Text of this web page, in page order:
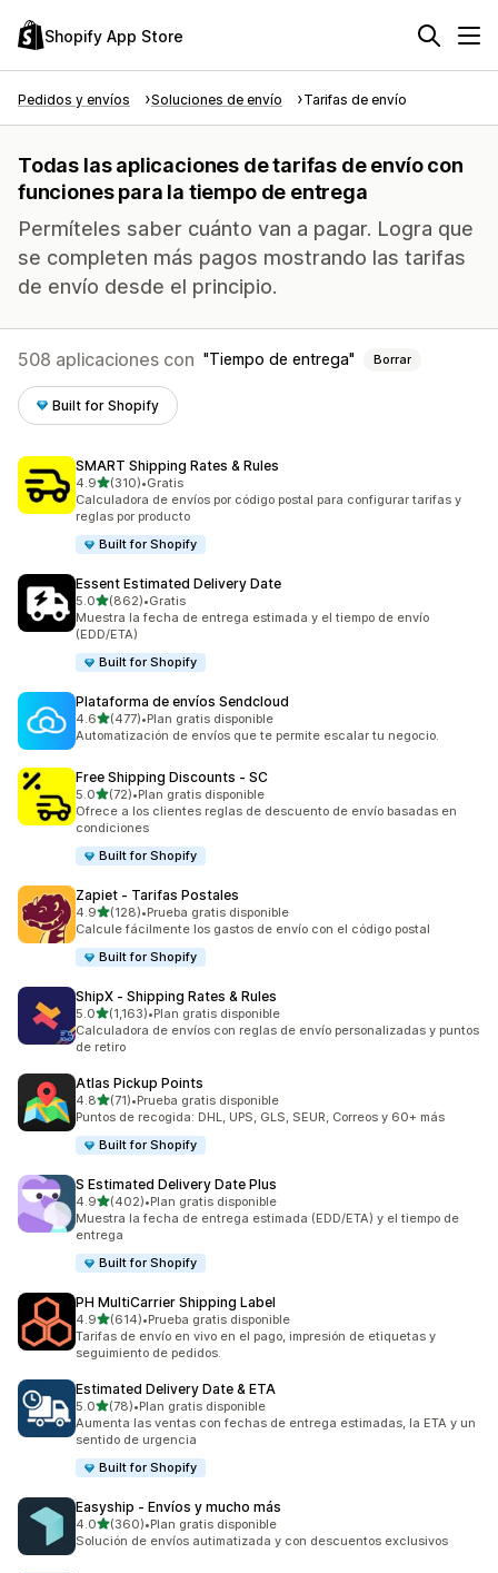
Shopify App Store
Pedidos y envíos Soluciones de envío Tarifas de envío
Todas las aplicaciones de tarifas de envío con
funciones para la tiempo de entrega
Permíteles saber cuánto van a pagar. Logra que
se completen más pagos mostrando las tarifas
de envío desde el principio.
508 aplicaciones con Tiempo de entrega Borrar
Built for Shopify
SMART Shipping Rates & Rules
4.9de 5 estrellas
(310)
310 reseñas en total
•Gratis
Calculadora de envíos por código postal para configurar tarifas y
reglas por producto
Built for Shopify
Essent Estimated Delivery Date
5.0de 5 estrellas
(862)
862 reseñas en total
•Gratis
Muestra la fecha de entrega estimada y el tiempo de envío
(EDD/ETA)
Built for Shopify
Plataforma de envíos Sendcloud
4.6de 5 estrellas
(477)
477 reseñas en total
•Plan gratis disponible
Automatización de envíos que te permite escalar tu negocio.
Free Shipping Discounts ‑ SC
5.0de 5 estrellas
(72)
72 reseñas en total
•Plan gratis disponible
Ofrece a los clientes reglas de descuento de envío basadas en
condiciones
Built for Shopify
Zapiet ‑ Tarifas Postales
4.9de 5 estrellas
(128)
128 reseñas en total
•Prueba gratis disponible
Calcule fácilmente los gastos de envío con el código postal
Built for Shopify
ShipX ‑ Shipping Rates & Rules
5.0de 5 estrellas
(1,163)
1163 reseñas en total
•Plan gratis disponible
Calculadora de envíos con reglas de envío personalizadas y puntos
de retiro
Atlas Pickup Points
4.8de 5 estrellas
(71)
71 reseñas en total
•Prueba gratis disponible
Puntos de recogida: DHL, UPS, GLS, SEUR, Correos y 60+ más
Built for Shopify
S Estimated Delivery Date Plus
4.9de 5 estrellas
(402)
402 reseñas en total
•Plan gratis disponible
Muestra la fecha de entrega estimada (EDD/ETA) y el tiempo de
entrega
Built for Shopify
PH MultiCarrier Shipping Label
4.9de 5 estrellas
(614)
614 reseñas en total
•Prueba gratis disponible
Tarifas de envío en vivo en el pago, impresión de etiquetas y
seguimiento de pedidos.
Estimated Delivery Date & ETA
5.0de 5 estrellas
(78)
78 reseñas en total
•Plan gratis disponible
Aumenta las ventas con fechas de entrega estimadas, la ETA y un
sentido de urgencia
Built for Shopify
Easyship ‑ Envíos y mucho más
4.0de 5 estrellas
(360)
360 reseñas en total
•Plan gratis disponible
Solución de envíos autimatizada y con descuentos exclusivos